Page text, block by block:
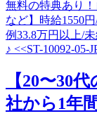
【20〜30
社から1年